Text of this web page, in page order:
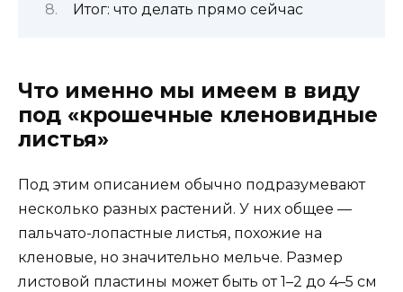
Итог: что делать прямо сейчас
Что именно мы имеем в виду
под «крошечные кленовидные
листья»
Под этим описанием обычно подразумевают
несколько разных растений. У них общее —
пальчато-лопастные листья, похожие на
кленовые, но значительно мельче. Размер
листовой пластины может быть от 1–2 до 4–5 см